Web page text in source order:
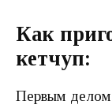
Как
кетчуп:
Первым